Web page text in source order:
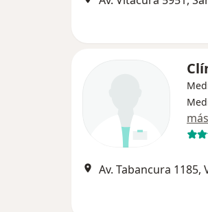
más
Av. Tabancura 1185,